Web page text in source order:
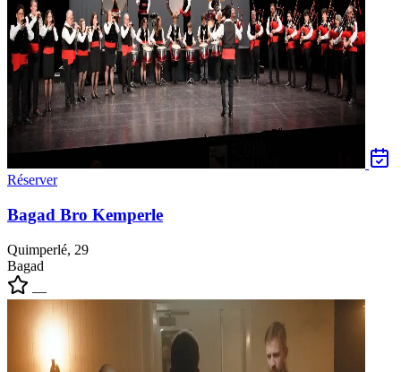
Réserver
Bagad Bro Kemperle
Quimperlé, 29
Bagad
—